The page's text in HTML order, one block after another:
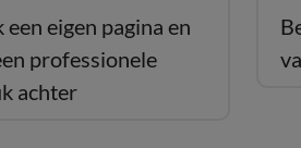
een eigen pagina en
professionele
achter